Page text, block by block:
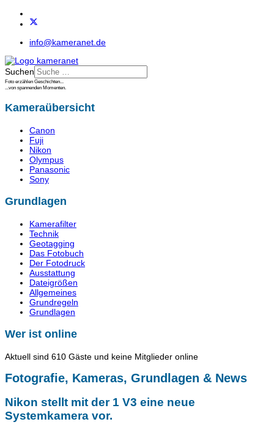
info@kameranet.de
Suchen
Foto erzählen Geschichten...
...von spannenden Momenten.
Kameraübersicht
Canon
Fuji
Nikon
Olympus
Panasonic
Sony
Grundlagen
Kamerafilter
Technik
Geotagging
Das Fotobuch
Der Fotodruck
Ausstattung
Dateigrößen
Allgemeines
Grundregeln
Grundlagen
Wer ist online
Aktuell sind 610 Gäste und keine Mitglieder online
Fotografie, Kameras, Grundlagen & News
Nikon stellt mit der 1 V3 eine neue
Systemkamera vor.